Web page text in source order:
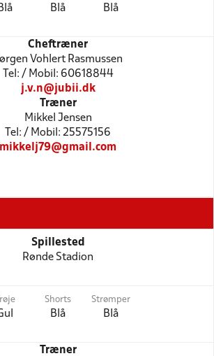
Blå Blå Blå
Cheftræner
Vohlert Rasmussen
Tel: / Mobil: 60618844
j.v.n@jubii.dk
Træner
Mikkel Jensen
Tel: / Mobil: 25575156
mikkelj79@gmail.com
Spillested
Rønde Stadion
Trøje Shorts
Blå
Strømper
Blå
Træner